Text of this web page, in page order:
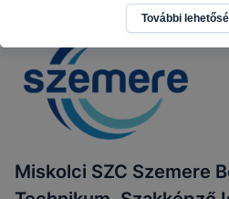
Miskolci SZC Szemere
További